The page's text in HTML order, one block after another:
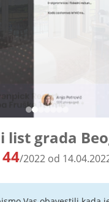
list grada
44/2022 od